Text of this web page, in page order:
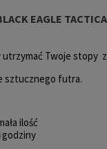
EAGLE
Twoje stopy
sztucznego futra.
ilość
godziny